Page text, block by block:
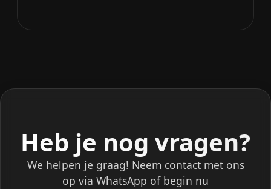
Heb je nog vragen?
We helpen je graag! Neem contact met ons
op via WhatsApp of begin nu